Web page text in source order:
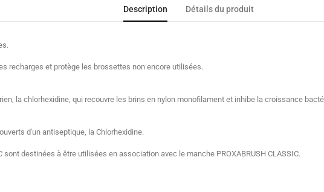
Description Détails du produit
recharges et protège les brossettes non encore utilisées.
la chlorhexidine, qui recouvre les brins en nylon monofilament et inhibe la croissance
d'un antiseptique, la Chlorhexidine.
sont destinées à être utilisées en association avec le manche PROXABRUSH CLASSIC.